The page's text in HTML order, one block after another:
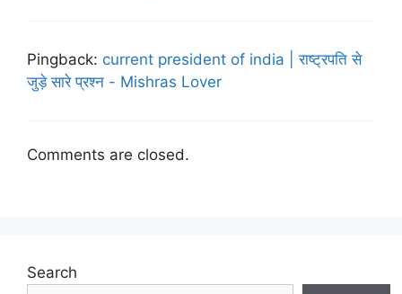
Pingback: current president of india | राष्ट्रपति से
जुड़े सारे प्रश्न - Mishras Lover
Comments are closed.
Search